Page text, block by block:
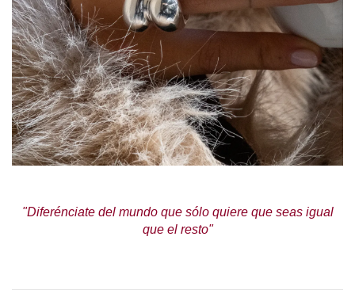
"Diferénciate del mundo que sólo quiere que seas igual
que el resto"